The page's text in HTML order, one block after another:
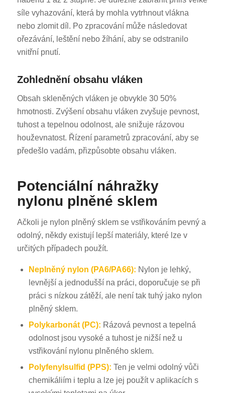
síle vyhazování, která by mohla vytrhnout vlákna
nebo zlomit díl. Po zpracování může následovat
ořezávání, leštění nebo žíhání, aby se odstranilo
vnitřní pnutí.
Zohlednění obsahu vláken
Obsah skleněných vláken je obvykle 30 50%
hmotnosti. Zvýšení obsahu vláken zvyšuje pevnost,
tuhost a tepelnou odolnost, ale snižuje rázovou
houževnatost. Řízení parametrů zpracování, aby se
předešlo vadám, přizpůsobte obsahu vláken.
Potenciální náhražky
nylonu plněné sklem
Ačkoli je nylon plněný sklem se vstřikováním pevný a
odolný, někdy existují lepší materiály, které lze v
určitých případech použít.
Neplněný nylon (PA6/PA66): Nylon je lehký,
levnější a jednodušší na práci, doporučuje se při
práci s nízkou zátěží, ale není tak tuhý jako nylon
plněný sklem.
Polykarbonát (PC): Rázová pevnost a tepelná
odolnost jsou vysoké a tuhost je nižší než u
vstřikování nylonu plněného sklem.
Polyfenylsulfid (PPS): Ten je velmi odolný vůči
chemikáliím i teplu a lze jej použít v aplikacích s